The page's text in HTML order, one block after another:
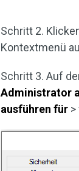
Schritt 2.
Kontextmenü
Schritt 3. Auf
Administrator
ausführen für